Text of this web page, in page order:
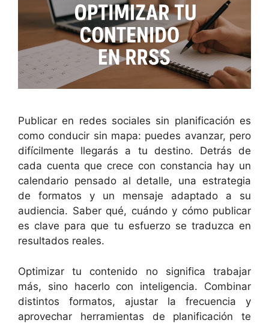
Publicar en redes sociales sin planificación es
como conducir sin mapa: puedes avanzar, pero
difícilmente llegarás a tu destino. Detrás de
cada cuenta que crece con constancia hay un
calendario pensado al detalle, una estrategia
de formatos y un mensaje adaptado a su
audiencia. Saber qué, cuándo y cómo publicar
es clave para que tu esfuerzo se traduzca en
resultados reales.
Optimizar tu contenido no significa trabajar
más, sino hacerlo con inteligencia. Combinar
distintos formatos, ajustar la frecuencia y
aprovechar herramientas de planificación te